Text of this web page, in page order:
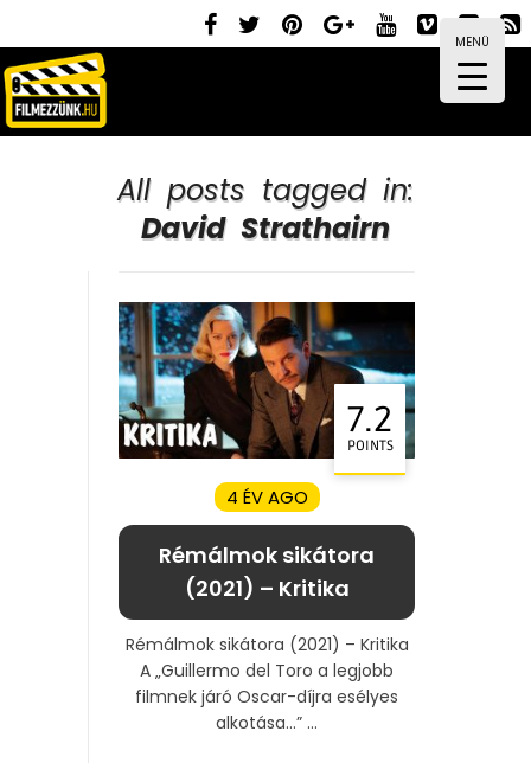
MENÜ
All posts tagged in:
David Strathairn
7.2
POINTS
4 ÉV AGO
Rémálmok sikátora
(2021) – Kritika
Rémálmok sikátora (2021) – Kritika
A „Guillermo del Toro a legjobb
filmnek járó Oscar-díjra esélyes
alkotása…” ...